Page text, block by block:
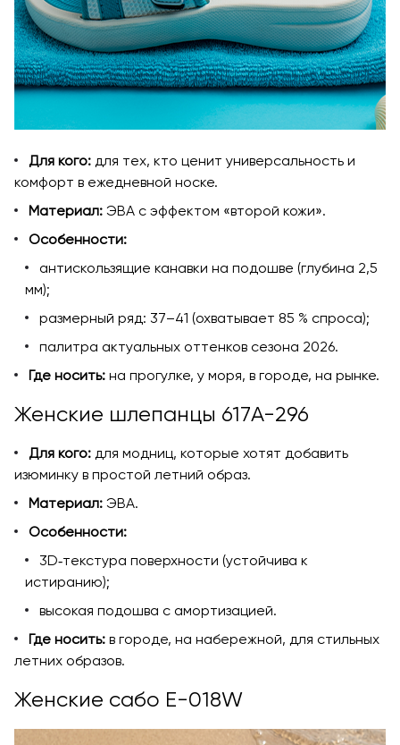
Для кого: для тех, кто ценит универсальность и
комфорт в ежедневной носке.
Материал: ЭВА с эффектом «второй кожи».
Особенности:
антискользящие канавки на подошве (глубина 2,5
мм);
размерный ряд: 37–41 (охватывает 85 % спроса);
палитра актуальных оттенков сезона 2026.
Где носить: на прогулке, у моря, в городе, на рынке.
Женские шлепанцы 617A-296
Для кого: для модниц, которые хотят добавить
изюминку в простой летний образ.
Материал: ЭВА.
Особенности:
3D‑текстура поверхности (устойчива к
истиранию);
высокая подошва с амортизацией.
Где носить: в городе, на набережной, для стильных
летних образов.
Женские сабо E-018W